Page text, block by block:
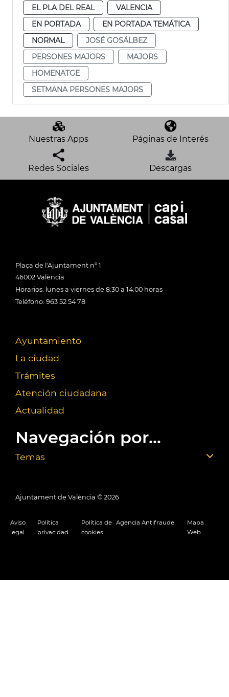
EL PLA DEL REAL
VALENCIA
EN PORTADA
EN PORTADA TEMÁTICA
NORMAL
JOSÉ GOSÁLBEZ
PERSONES MAJORS
MAJORS
HOMENATGE
SETMANA PERSONES MAJORS
Nuestras Apps Páginas de Interés
Redes Sociales Descargas
Plaça de l'Ajuntament nº 1
46002 València
Horarios: lunes a viernes de 8:30 a 14:00 horas
Teléfono: 963 52 54 78
Ayuntamiento
La ciudad
Trámites
Atención ciudadana
Actualidad
Navegación por...
Temas
Ajuntament de València © 2026
Aviso
legal
Política
privacidad
Política de
cookies
Agencia Antifraude
Mapa
Web